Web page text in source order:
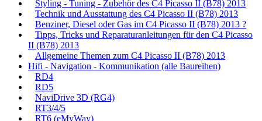
Styling - Tuning - Zubehör des C4 Picasso II (B78) 2013
Technik und Ausstattung des C4 Picasso II (B78) 2013
Benziner, Diesel oder Gas im C4 Picasso II (B78) 2013 ?
Tipps, Tricks und Reparaturanleitungen für den C4 Picasso
II (B78) 2013
Allgemeine Themen zum C4 Picasso II (B78) 2013
Hifi - Navigation - Kommunikation (alle Baureihen)
RD4
RD5
NaviDrive 3D (RG4)
RT3/4/5
RT6 (eMyWay)